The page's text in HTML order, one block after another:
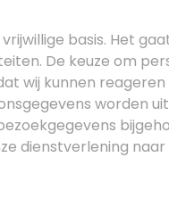
basis. Het
De keuze om
wij kunnen
worden
dienstverlening